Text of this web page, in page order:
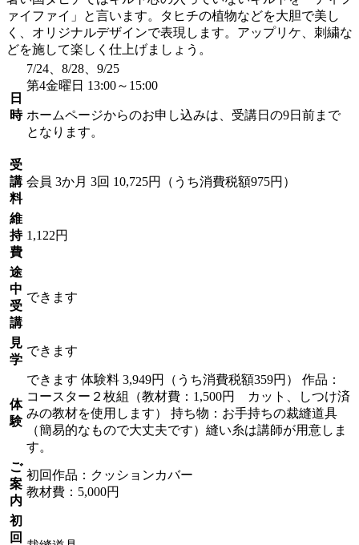
ァイファイ」と言います。タヒチの植物などを大胆で美し
く、オリジナルデザインで表現します。アップリケ、刺繍な
どを施して楽しく仕上げましょう。
日
時
7/24、8/28、9/25
第4金曜日 13:00～15:00
ホームページからのお申し込みは、受講日の9日前まで
となります。
受
講
料
会員 3か月 3回 10,725円（うち消費税額975円）
維
持
費
1,122円
途
中
受
講
できます
見
学
できます
体
験
できます 体験料 3,949円（うち消費税額359円） 作品：
コースター２枚組（教材費：1,500円 カット、しつけ済
みの教材を使用します） 持ち物：お手持ちの裁縫道具
（簡易的なもので大丈夫です）縫い糸は講師が用意しま
す。
ご
案
内
初回作品：クッションカバー
教材費：5,000円
初
回